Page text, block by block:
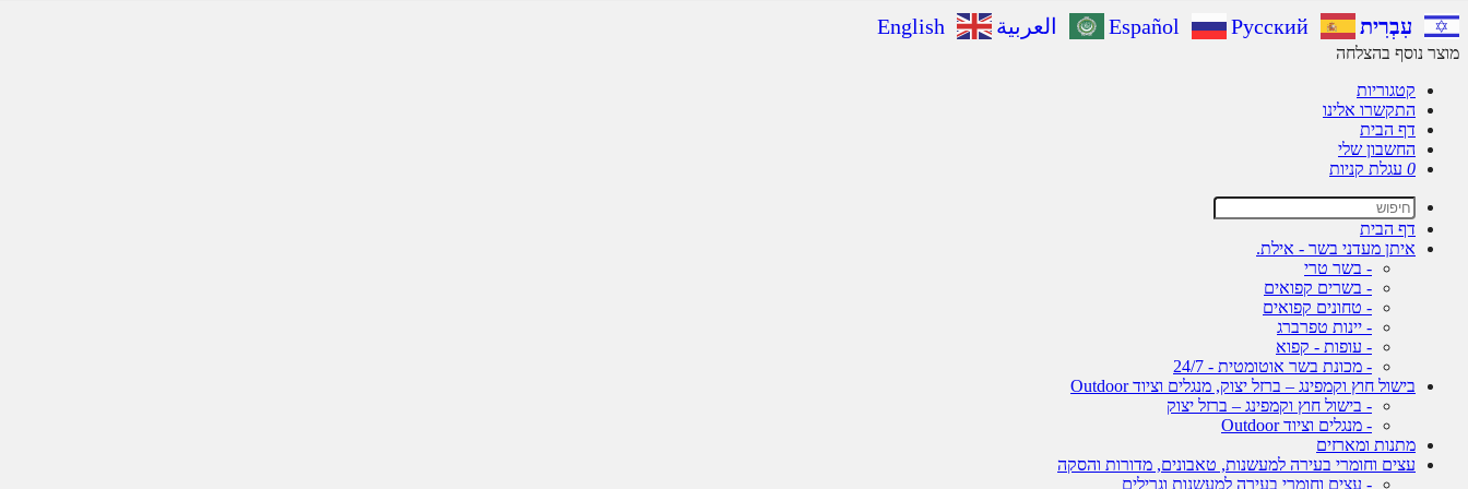
עִבְרִית Español Русский العربية English
מוצר נוסף בהצלחה
קטגוריות
התקשרו אלינו
דף הבית
החשבון שלי
0 עגלת קניות
דף הבית
איתן מעדני בשר - אילת.
- בשר טרי
- בשרים קפואים
- טחונים קפואים
- יינות טפרברג
- עופות - קפוא
- מכונת בשר אוטומטית - 24/7
בישול חוץ וקמפינג – ברזל יצוק, מנגלים וציוד Outdoor
- בישול חוץ וקמפינג – ברזל יצוק
- מנגלים וציוד Outdoor
מתנות ומארזים
עצים וחומרי בעירה למעשנות, טאבונים, מדורות והסקה
- עצים וחומרי בעירה למעשנות וגרילים